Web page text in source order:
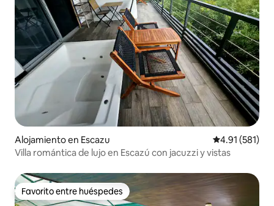
Alojamiento en Escazu Calificación
4.91 (581)
Villa romántica de lujo en Escazú con jacuzzi y vistas
Favorito entre huéspedes
Favorito entre huéspedes